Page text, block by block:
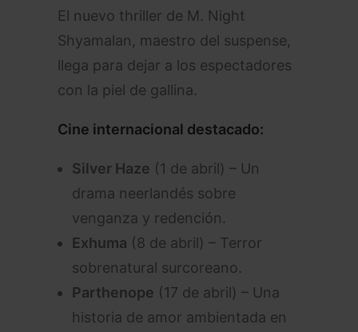
El nuevo thriller de M. Night
Shyamalan, maestro del suspense,
llega para dejar a los espectadores
con la piel de gallina.
Cine internacional destacado:
Silver Haze (1 de abril) – Un
drama neerlandés sobre
venganza y redención.
Exhuma (8 de abril) – Terror
sobrenatural surcoreano.
Parthenope (17 de abril) – Una
historia de amor ambientada en